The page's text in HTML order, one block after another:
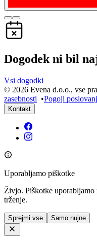
Dogodek ni bil
Vsi dogodki
© 2026 Evena d.o.o., vse
zasebnosti •Pogoji
Kontakt
Uporabljamo piškotke
Živjo. Piškotke uporabljamo
trženje.
Sprejmi vse Samo nujne